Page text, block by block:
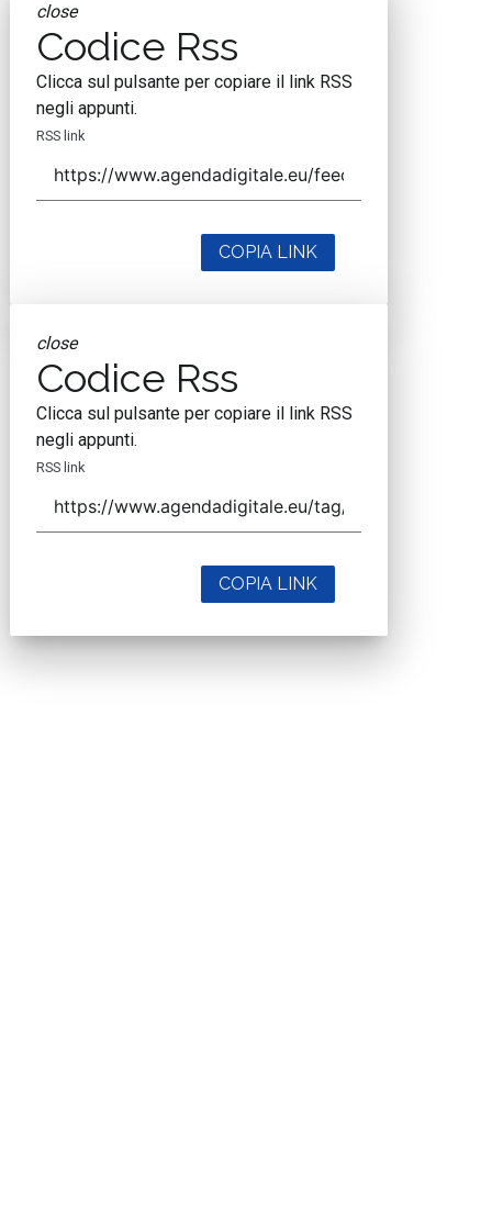
close
Codice Rss
Clicca sul pulsante per copiare il link RSS
negli appunti.
RSS link
COPIA LINK
close
Codice Rss
Clicca sul pulsante per copiare il link RSS
negli appunti.
RSS link
COPIA LINK